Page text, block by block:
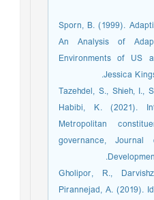
1. Sporn, B. (1999).
An Analysis of
Environments of US
Jessica
• 2. Tazehdel, S., Shieh,
Habibi, K. (2021).
Metropolitan
governance,
• 3. Gholipor, R.,
Pirannejad, A. (2019).